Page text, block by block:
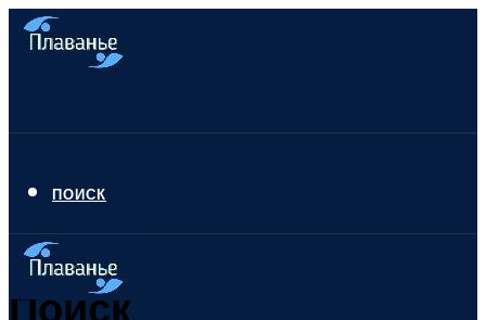
ПОИСК
Поиск